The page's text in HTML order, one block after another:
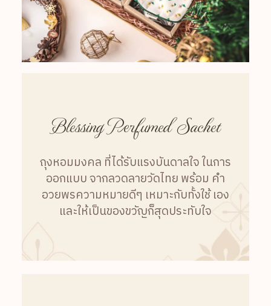
Blessing Perfumed Sachet
ถุงหอมมงคล ที่ได้รับแรงบันดาลใจ ในการ
ออกแบบ จากลวดลายวัดไทย พร้อม คำ
อวยพรความหมายดีๆ เหมาะกับทั้งใช้ เอง
และให้เป็นของขวัญก็สุดประทับใจ